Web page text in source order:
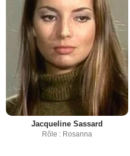
Jacqueline Sassard
Rôle : Rosanna